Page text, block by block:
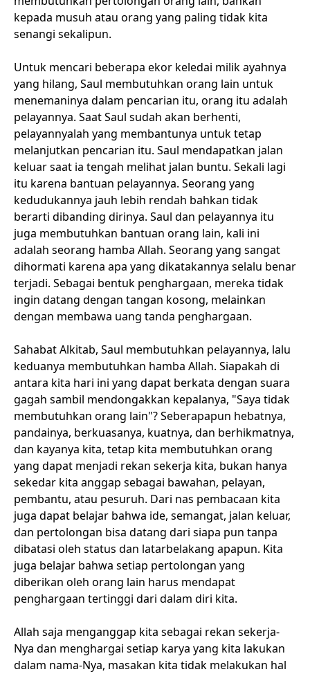
kepada musuh atau orang yang paling tidak kita
senangi sekalipun.
Untuk mencari beberapa ekor keledai milik ayahnya
yang hilang, Saul membutuhkan orang lain untuk
menemaninya dalam pencarian itu, orang itu adalah
pelayannya. Saat Saul sudah akan berhenti,
pelayannyalah yang membantunya untuk tetap
melanjutkan pencarian itu. Saul mendapatkan jalan
keluar saat ia tengah melihat jalan buntu. Sekali lagi
itu karena bantuan pelayannya. Seorang yang
kedudukannya jauh lebih rendah bahkan tidak
berarti dibanding dirinya. Saul dan pelayannya itu
juga membutuhkan bantuan orang lain, kali ini
adalah seorang hamba Allah. Seorang yang sangat
dihormati karena apa yang dikatakannya selalu benar
terjadi. Sebagai bentuk penghargaan, mereka tidak
ingin datang dengan tangan kosong, melainkan
dengan membawa uang tanda penghargaan.
Sahabat Alkitab, Saul membutuhkan pelayannya, lalu
keduanya membutuhkan hamba Allah. Siapakah di
antara kita hari ini yang dapat berkata dengan suara
gagah sambil mendongakkan kepalanya, "Saya tidak
membutuhkan orang lain"? Seberapapun hebatnya,
pandainya, berkuasanya, kuatnya, dan berhikmatnya,
dan kayanya kita, tetap kita membutuhkan orang
yang dapat menjadi rekan sekerja kita, bukan hanya
sekedar kita anggap sebagai bawahan, pelayan,
pembantu, atau pesuruh. Dari nas pembacaan kita
juga dapat belajar bahwa ide, semangat, jalan keluar,
dan pertolongan bisa datang dari siapa pun tanpa
dibatasi oleh status dan latarbelakang apapun. Kita
juga belajar bahwa setiap pertolongan yang
diberikan oleh orang lain harus mendapat
penghargaan tertinggi dari dalam diri kita.
Allah saja menganggap kita sebagai rekan sekerja-
Nya dan menghargai setiap karya yang kita lakukan
dalam nama-Nya, masakan kita tidak melakukan hal